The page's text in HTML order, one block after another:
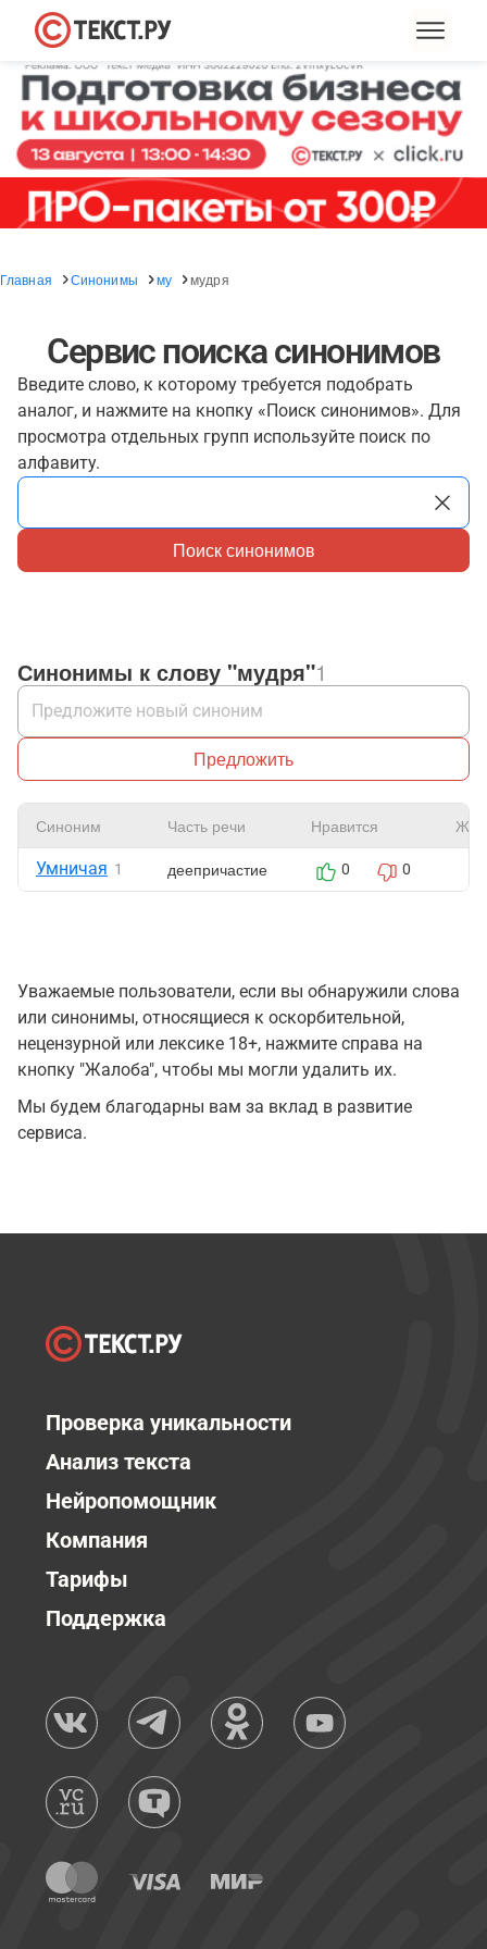
Главная Синонимы му мудря
Сервис поиска синонимов
Введите слово, к которому требуется подобрать
аналог, и нажмите на кнопку «Поиск синонимов». Для
просмотра отдельных групп используйте поиск по
алфавиту.
Поиск синонимов
Синонимы к слову "мудря"1
Предложить
Синоним Часть речи Нравится
Умничая 1 деепричастие 0 0
Уважаемые пользователи, если вы обнаружили слова
или синонимы, относящиеся к оскорбительной,
нецензурной или лексике 18+, нажмите справа на
кнопку "Жалоба", чтобы мы могли удалить их.
Мы будем благодарны вам за вклад в развитие
сервиса.
Проверка уникальности
Анализ текста
Нейропомощник
Компания
Тарифы
Поддержка